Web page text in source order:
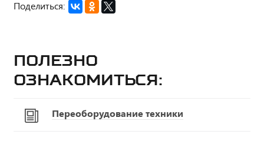
Поделиться:
Полезно
ознакомиться:
Переоборудование техники